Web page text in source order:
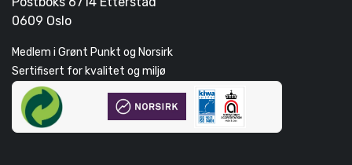
0609 Oslo
Medlem i Grønt Punkt og Norsirk
Sertifisert for kvalitet og miljø